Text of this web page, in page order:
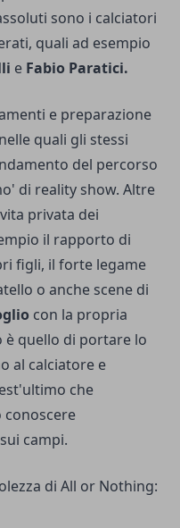
sono i calciatori
quali ad esempio
e Fabio Paratici.
e preparazione
quali gli stessi
del percorso
di reality show. Altre
privata dei
il rapporto di
figli, il forte legame
o anche scene di
con la propria
quello di portare lo
al calciatore e
che
campi.
di All or Nothing: